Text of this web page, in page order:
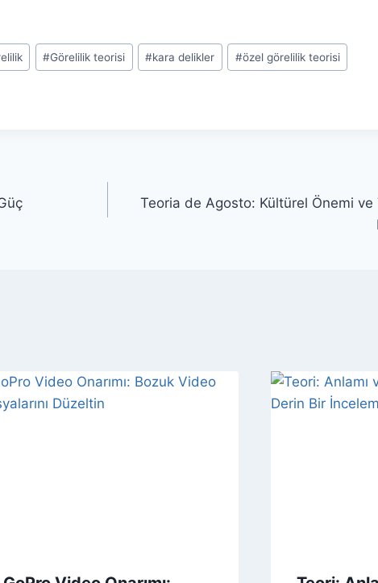
#Görelilik teorisi #kara delikler #özel görelilik teorisi
Teoria de Agosto: Kültürel Önemi ve